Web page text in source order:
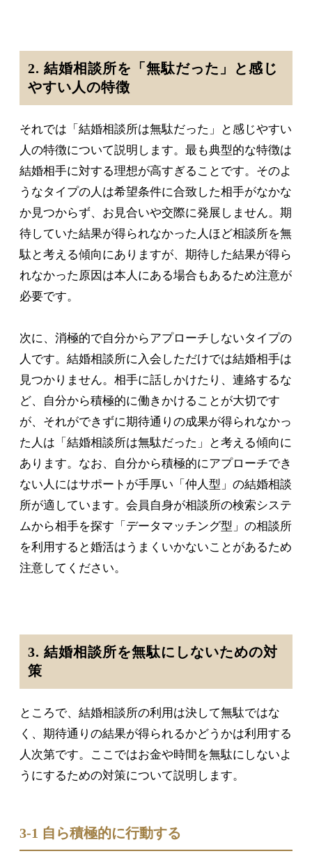
2. 結婚相談所を「無駄だった」と感じ
やすい人の特徴
それでは「結婚相談所は無駄だった」と感じやすい
人の特徴について説明します。最も典型的な特徴は
結婚相手に対する理想が高すぎることです。そのよ
うなタイプの人は希望条件に合致した相手がなかな
か見つからず、お見合いや交際に発展しません。期
待していた結果が得られなかった人ほど相談所を無
駄と考える傾向にありますが、期待した結果が得ら
れなかった原因は本人にある場合もあるため注意が
必要です。
次に、消極的で自分からアプローチしないタイプの
人です。結婚相談所に入会しただけでは結婚相手は
見つかりません。相手に話しかけたり、連絡するな
ど、自分から積極的に働きかけることが大切です
が、それができずに期待通りの成果が得られなかっ
た人は「結婚相談所は無駄だった」と考える傾向に
あります。なお、自分から積極的にアプローチでき
ない人にはサポートが手厚い「仲人型」の結婚相談
所が適しています。会員自身が相談所の検索システ
ムから相手を探す「データマッチング型」の相談所
を利用すると婚活はうまくいかないことがあるため
注意してください。
3. 結婚相談所を無駄にしないための対
策
ところで、結婚相談所の利用は決して無駄ではな
く、期待通りの結果が得られるかどうかは利用する
人次第です。ここではお金や時間を無駄にしないよ
うにするための対策について説明します。
3-1 自ら積極的に行動する